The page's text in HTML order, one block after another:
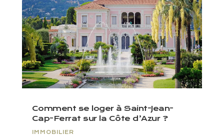
Comment se loger à Saint-Jean-
Cap-Ferrat sur la Côte d’Azur ?
IMMOBILIER